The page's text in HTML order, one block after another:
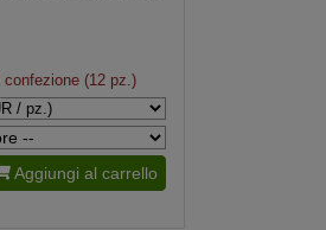
confezione (12 pz.)
Aggiungi al carrello